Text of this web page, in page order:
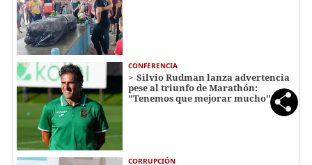
CONFERENCIA
Silvio Rudman lanza advertencia
pese al triunfo de Marathón:
"Tenemos que mejorar mucho"
CORRUPCIÓN